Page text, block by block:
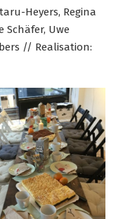
Heyers, Regina
Schäfer, Uwe
// Realisation: